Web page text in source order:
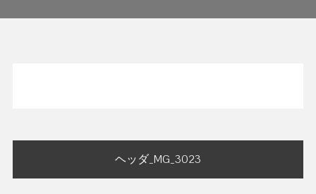
投
稿
ヘッダ_MG_3023